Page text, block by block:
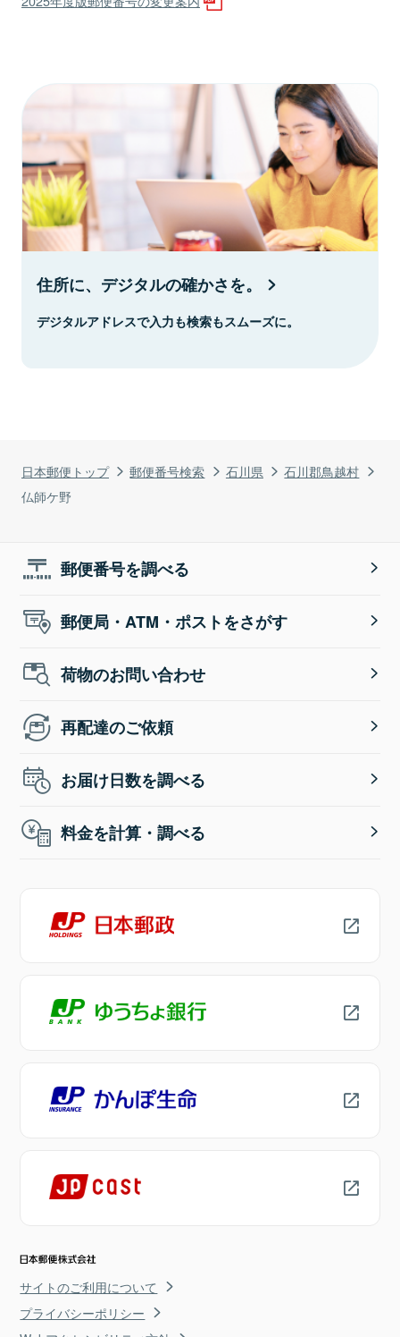
日本郵便トップ 郵便番号検索 石川県
石川郡鳥越村
仏師ケ野
住所に、デジタルの確かさを。
デジタルアドレスで入力も検索もスムーズに。
郵便番号を調べる
郵便局・ATM・ポストをさがす
荷物のお問い合わせ
再配達のご依頼
お届け日数を調べる
料金を計算・調べる
サイトのご利用について
プライバシーポリシー